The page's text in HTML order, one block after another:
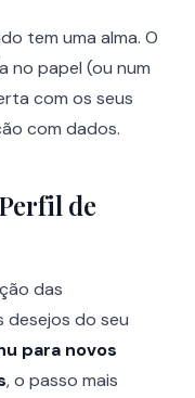
tem uma alma. O
no papel (ou num
com os seus
com dados.
de
das
desejos do seu
para novos
, o passo mais